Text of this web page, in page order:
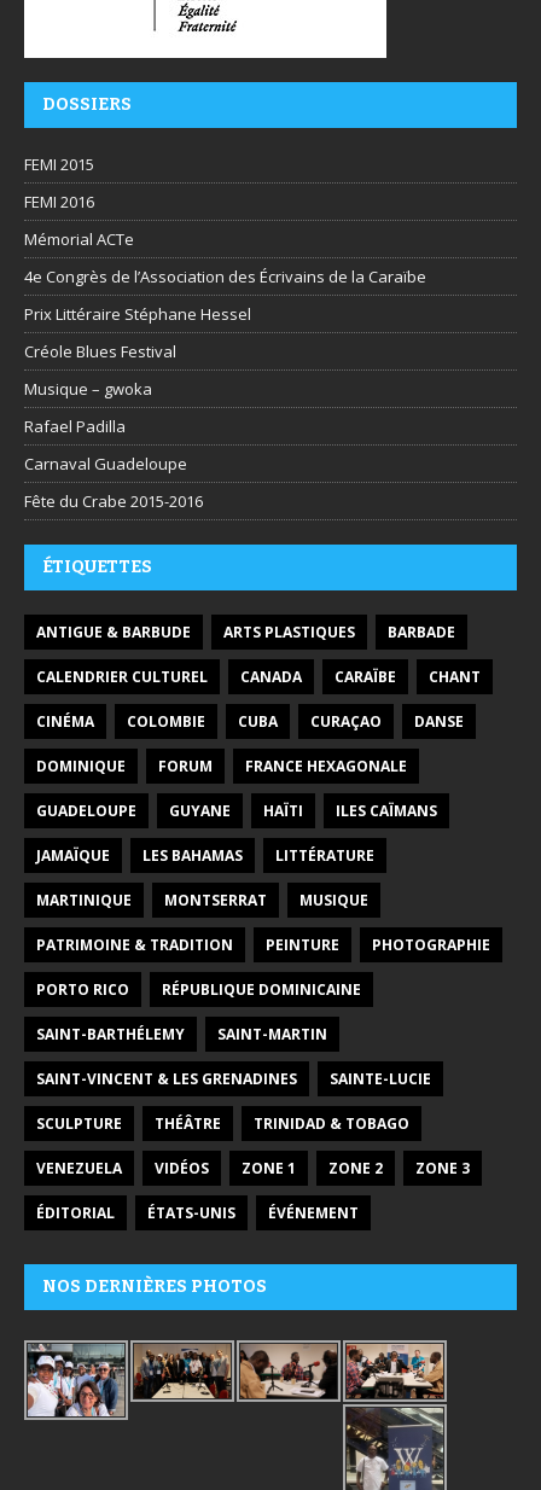
DOSSIERS
FEMI 2015
FEMI 2016
Mémorial ACTe
4e Congrès de l’Association des Écrivains de la Caraïbe
Prix Littéraire Stéphane Hessel
Créole Blues Festival
Musique – gwoka
Rafael Padilla
Carnaval Guadeloupe
Fête du Crabe 2015-2016
ÉTIQUETTES
ANTIGUE & BARBUDE ARTS PLASTIQUES BARBADE
CALENDRIER CULTUREL CANADA CARAÏBE CHANT
CINÉMA COLOMBIE CUBA CURAÇAO DANSE
DOMINIQUE FORUM FRANCE HEXAGONALE
GUADELOUPE GUYANE HAÏTI ILES CAÏMANS
JAMAÏQUE LES BAHAMAS LITTÉRATURE
MARTINIQUE MONTSERRAT MUSIQUE
PATRIMOINE & TRADITION PEINTURE PHOTOGRAPHIE
PORTO RICO RÉPUBLIQUE DOMINICAINE
SAINT-BARTHÉLEMY SAINT-MARTIN
SAINT-VINCENT & LES GRENADINES SAINTE-LUCIE
SCULPTURE THÉÂTRE TRINIDAD & TOBAGO
VENEZUELA VIDÉOS ZONE 1 ZONE 2 ZONE 3
ÉDITORIAL ÉTATS-UNIS ÉVÉNEMENT
NOS DERNIÈRES PHOTOS